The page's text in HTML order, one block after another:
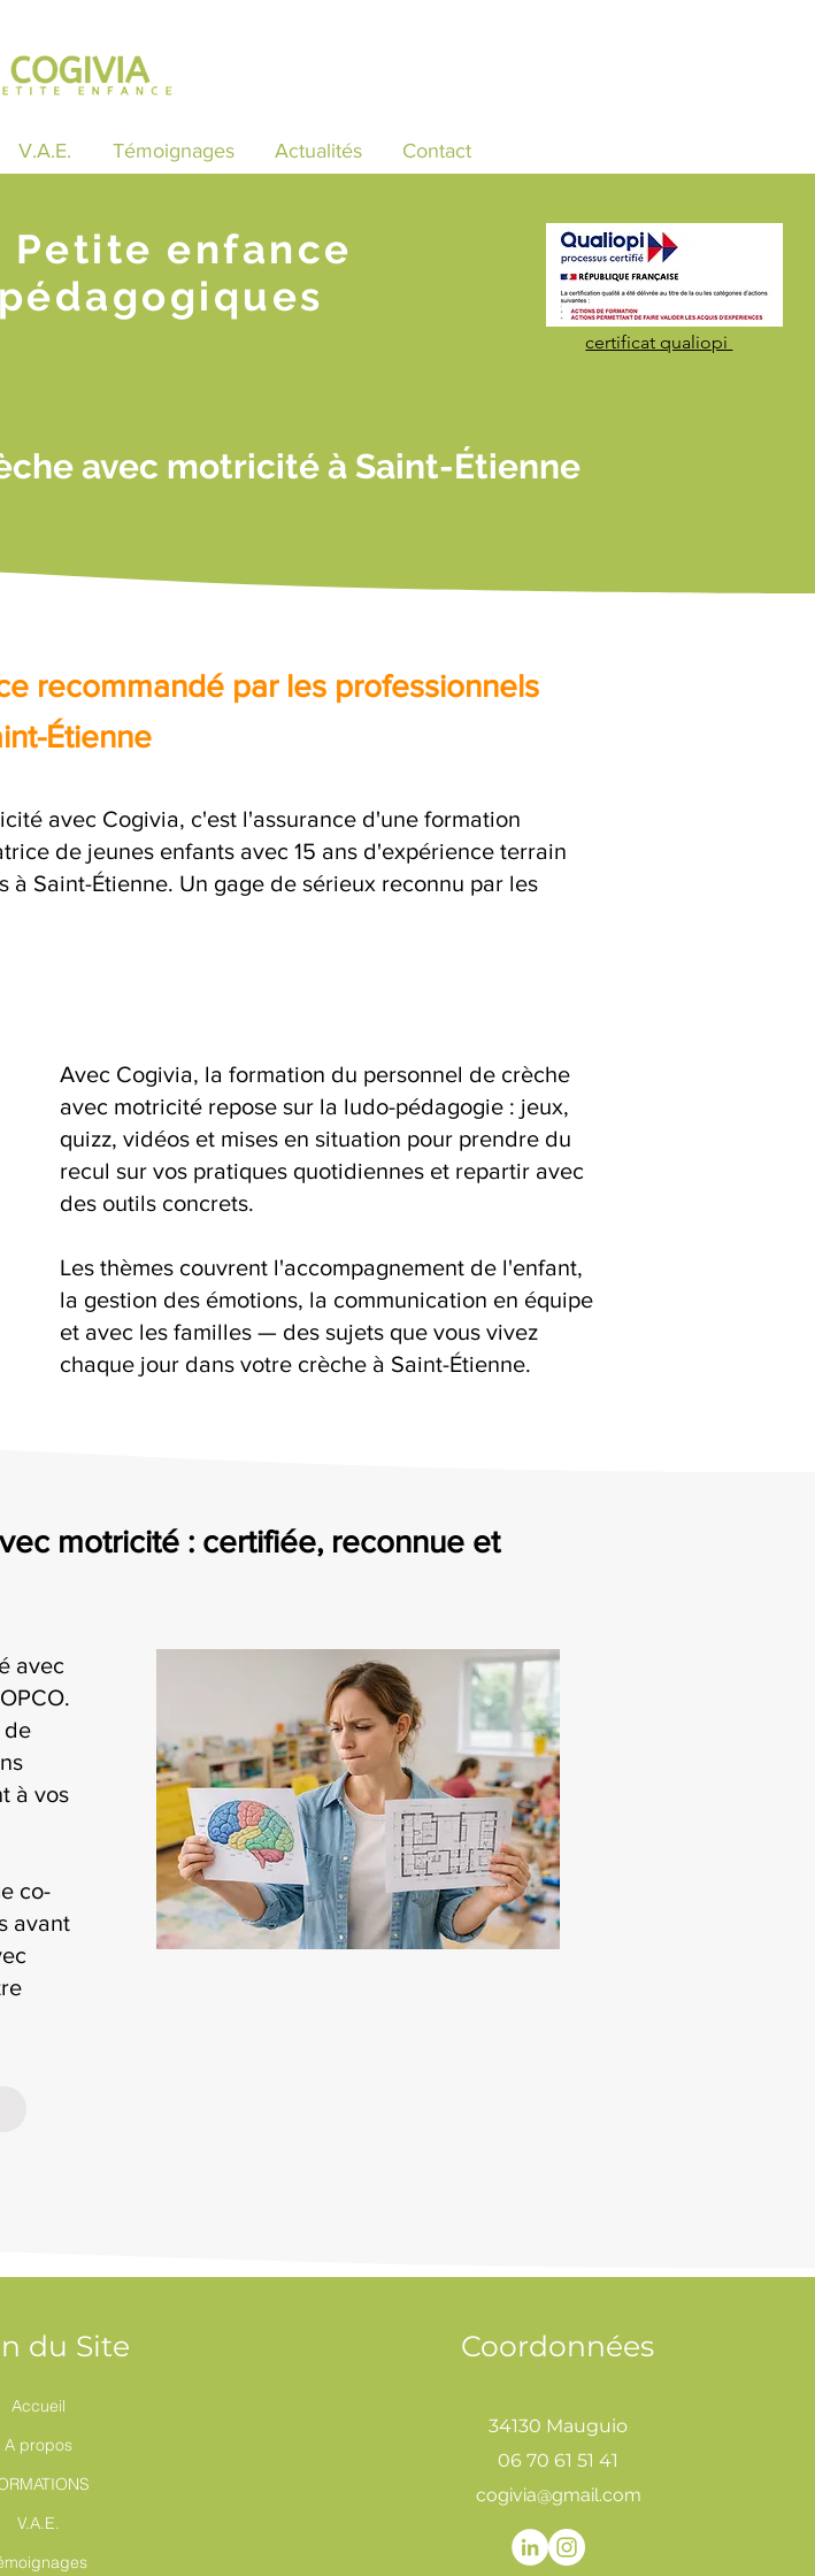
V.A.E. Témoignages Actualités Contact
Petite enfance
certificat qualiopi
avec motricité à Saint-Étienne
recommandé par les professionnels
Étienne
avec Cogivia, c'est l'assurance d'une formation
de jeunes enfants avec 15 ans d'expérience terrain
Saint-Étienne. Un gage de sérieux reconnu par les
Avec Cogivia, la formation du personnel de crèche
avec motricité repose sur la ludo-pédagogie : jeux,
quizz, vidéos et mises en situation pour prendre du
recul sur vos pratiques quotidiennes et repartir avec
des outils concrets.
Les thèmes couvrent l'accompagnement de l'enfant,
la gestion des émotions, la communication en équipe
et avec les familles — des sujets que vous vivez
chaque jour dans votre crèche à Saint-Étienne.
motricité : certifiée, reconnue et
avec
de
à vos
co-
avant
du Site
Accueil
A propos
V.A.E.
Coordonnées
34130 Mauguio
06 70 61 51 41
cogivia@gmail.com